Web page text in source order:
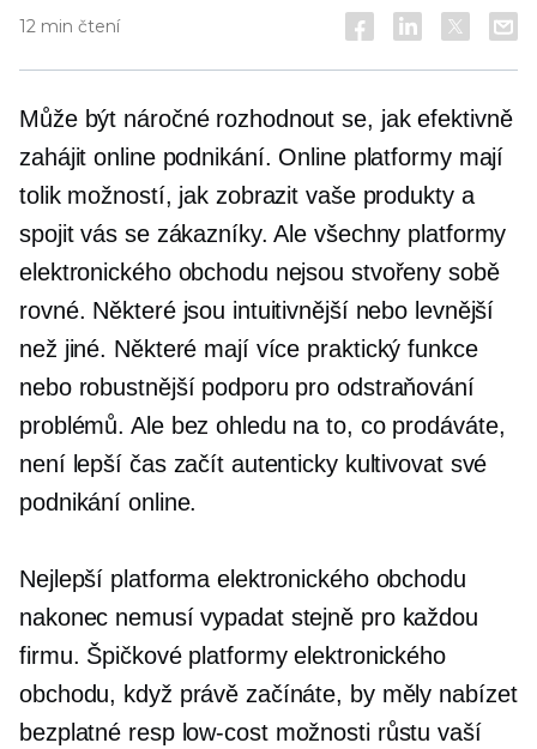
12 min čtení
Může být náročné rozhodnout se, jak efektivně
zahájit online podnikání. Online platformy mají
tolik možností, jak zobrazit vaše produkty a
spojit vás se zákazníky. Ale všechny platformy
elektronického obchodu nejsou stvořeny sobě
rovné. Některé jsou intuitivnější nebo levnější
než jiné. Některé mají více praktický funkce
nebo robustnější podporu pro odstraňování
problémů. Ale bez ohledu na to, co prodáváte,
není lepší čas začít autenticky kultivovat své
podnikání online.
Nejlepší platforma elektronického obchodu
nakonec nemusí vypadat stejně pro každou
firmu. Špičkové platformy elektronického
obchodu, když právě začínáte, by měly nabízet
bezplatné resp low-costmožnosti růstu vaší